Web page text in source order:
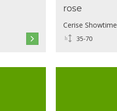
rose
Cerise Showtime
35-70